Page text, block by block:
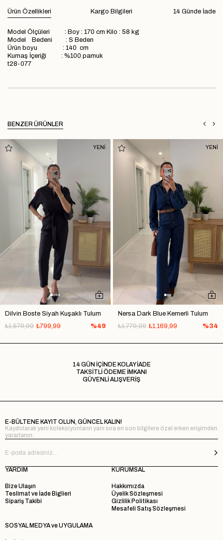
Ürün Özellikleri 14 Günde İade
Kargo Bilgileri
Model Ölçüleri : Boy : 170 cm Kilo : 58 kg
Model Bedeni : S Beden
Ürün boyu : 140 cm
Kumaş İçeriği : %100 pamuk
t28-077
BENZER ÜRÜNLER
Dilvin Boste Siyah Kuşaklı Tulum
₺799,99
₺1.579,99 %49
YENİ
Nersa Dark Blue Kemerli Tulum
₺1.169,99
₺1.779,99 %34
YENİ
14 GÜN İÇİNDE KOLAY İADE
TAKSİTLİ ÖDEME İMKANI
GÜVENLİ ALIŞVERİŞ
E-BÜLTENE KAYIT OLUN, GÜNCEL KALIN!
Kaydolarak yeni koleksiyonların yanı sıra en son bilgilere özel erken erişimden
yararlanın.
YARDIM
Bize Ulaşın
Teslimat ve İade Biglieri
Sipariş Takibi
KURUMSAL
Hakkımızda
Üyelik Sözleşmesi
Gizlilik Politikası
Mesafeli Satış Sözleşmesi
SOSYAL MEDYA ve UYGULAMA